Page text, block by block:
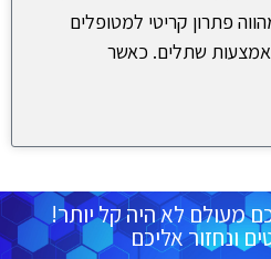
פתרון קריטי למטופלים
שתלים. כאשר
מעולם לא היה קל יותר!
ונחזור אליכם